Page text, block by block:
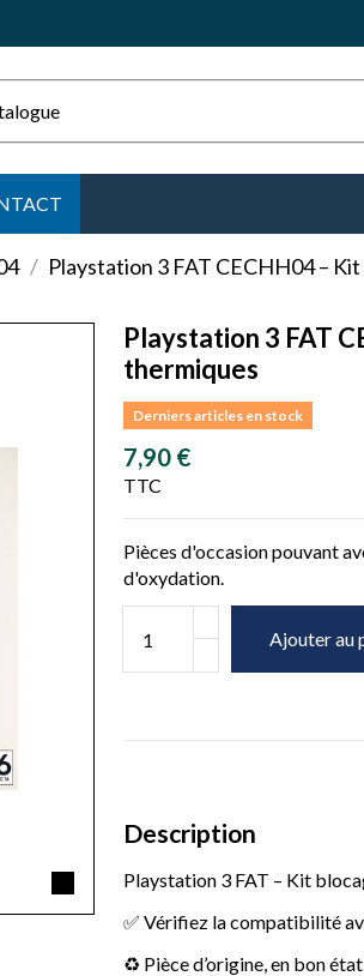
Playstation 3 FAT CECHH04 –
Playstation 3 FAT
thermiques
Derniers articles en stock
7,90 €
TTC
Pièces d'occasion pouvant
d'oxydation.
Ajouter au
Description
Playstation 3 FAT – Kit
✅ Vérifiez la compatibilité
♻️ Pièce d’origine, en bon